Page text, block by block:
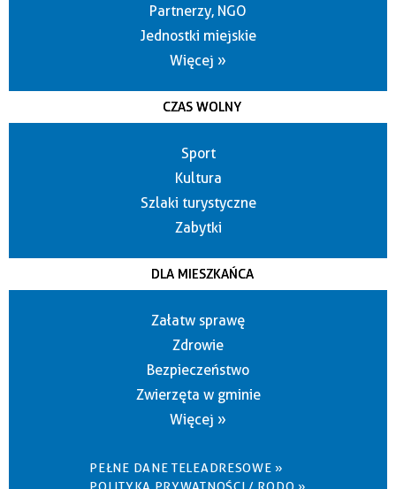
Partnerzy, NGO
Jednostki miejskie
Więcej »
CZAS WOLNY
Sport
Kultura
Szlaki turystyczne
Zabytki
DLA MIESZKAŃCA
Załatw sprawę
Zdrowie
Bezpieczeństwo
Zwierzęta w gminie
Więcej »
PEŁNE DANE TELEADRESOWE »
POLITYKA PRYWATNOŚCI / RODO »